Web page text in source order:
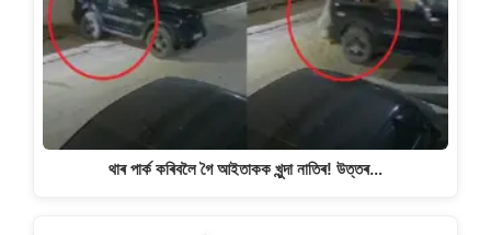
থাৰ পাৰ্ক কৰিবলৈ গৈ আইতাকক খুন্দা নাতিৰ! উত্তৰ…